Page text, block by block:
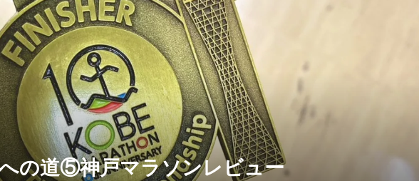
【イベント情報】2025年2月
22日（土）皇居RUNCUBEペ
ース走 supported by スマ...
2025.02.15
［NEWS］2021年11月6日
2021.09.23
の道⑤神戸マラソンレビュー